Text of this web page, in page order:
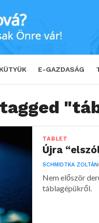
KÜTYÜK E-GAZDASÁG
TABLET
Újra
SCHMIDTKA ZOLTÁN
Nem először
táblagépükről.